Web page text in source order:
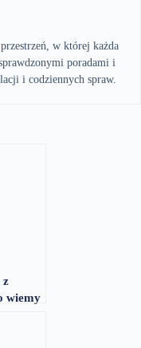
w której każda
poradami i
i codziennych spraw.
z
wiemy